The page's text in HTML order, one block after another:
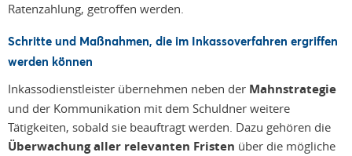
Ratenzahlung, getroffen werden.
Schritte und Maßnahmen, die im Inkassoverfahren ergriffen
werden können
Inkassodienstleister übernehmen neben der Mahnstrategie
und der Kommunikation mit dem Schuldner weitere
Tätigkeiten, sobald sie beauftragt werden. Dazu gehören die
Überwachung aller relevanten Fristen über die mögliche